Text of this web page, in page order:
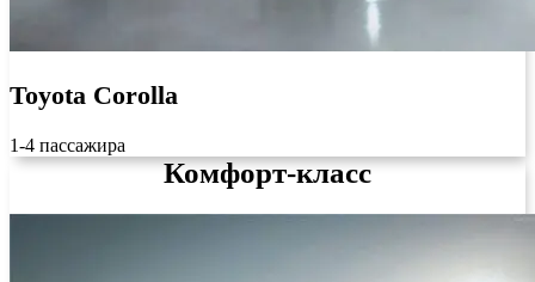
Toyota Corolla
1-4 пассажира
Комфорт-класс